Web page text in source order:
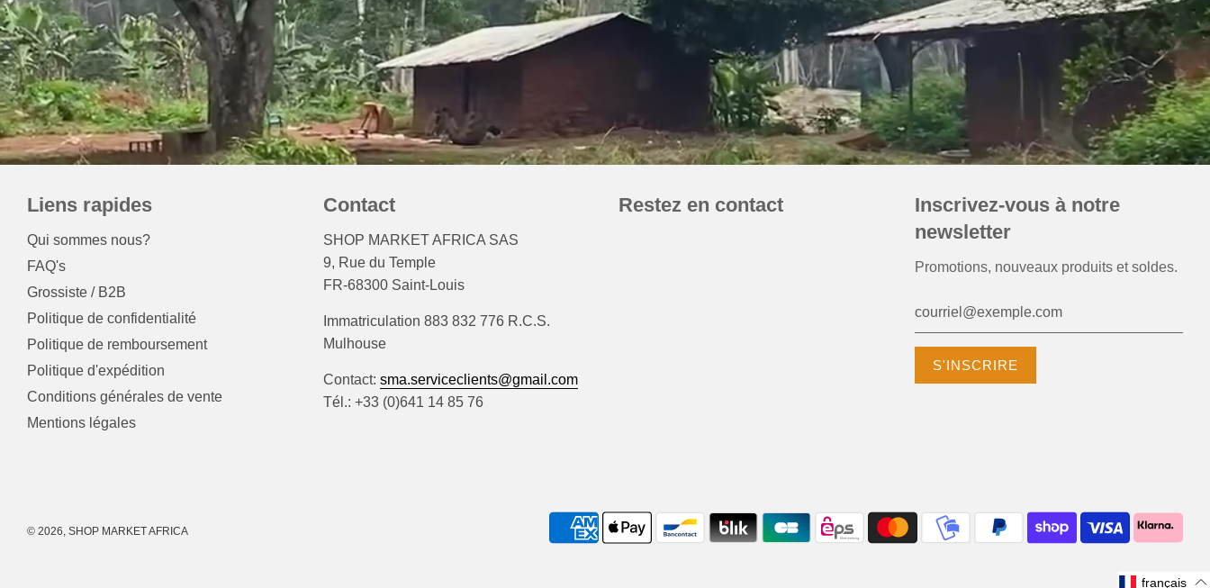
Liens rapides
Qui sommes nous?
FAQ's
Grossiste / B2B
Politique de confidentialité
Politique de remboursement
Politique d'expédition
Conditions générales de vente
Mentions légales
Contact
SHOP MARKET AFRICA SAS
9, Rue du Temple
FR-68300 Saint-Louis
Immatriculation 883 832 776 R.C.S.
Mulhouse
Contact: sma.serviceclients@gmail.com
Tél.: +33 (0)641 14 85 76
Restez en contact
Inscrivez-vous à notre
newsletter
Promotions, nouveaux produits et soldes.
© 2026, SHOP MARKET AFRICA
français